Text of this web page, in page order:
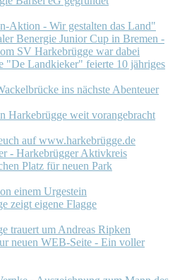
Aktion - Wir gestalten das Land"
Benergie Junior Cup in Bremen -
SV Harkebrügge war dabei
"De Landkieker" feierte 10 jähriges
ins nächste Abenteuer
Harkebrügge weit vorangebracht
auf www.harkebrügge.de
- Harkebrügger Aktivkreis
Platz für neuen Park
einem Urgestein
zeigt eigene Flagge
trauert um Andreas Ripken
neuen WEB-Seite - Ein voller